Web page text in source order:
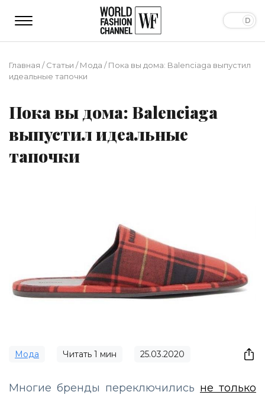
Главная /Статьи /Мода /Пока вы дома: Balenciaga выпустил
идеальные тапочки
Пока вы дома: Balenciaga
выпустил идеальные
тапочки
Мода Читать 1 мин 25.03.2020
Многие бренды переключились не только